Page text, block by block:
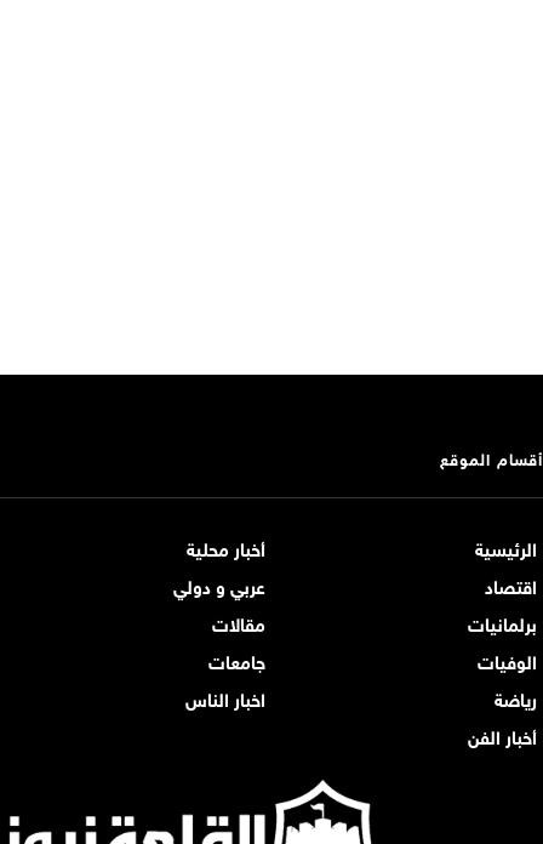
أقسام الموقع
الرئيسية
أخبار محلية
اقتصاد
عربي و دولي
برلمانيات
مقالات
الوفيات
جامعات
رياضة
اخبار الناس
أخبار الفن